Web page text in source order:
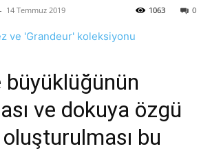
- 14 Temmuz 2019 0
1063
büyüklüğünün
ve dokuya özgü
bu